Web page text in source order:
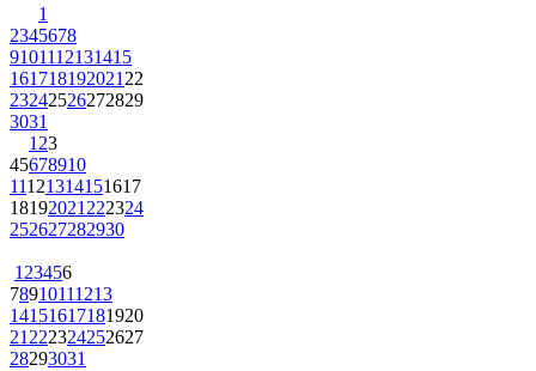
1
2345678
9101112131415
161718192021 22
23242526272829
3031
1 23
45678910
11121314151617
18192021 222324
252627282930
1 23456
78910111213
14151617181920
21 222324252627
28293031